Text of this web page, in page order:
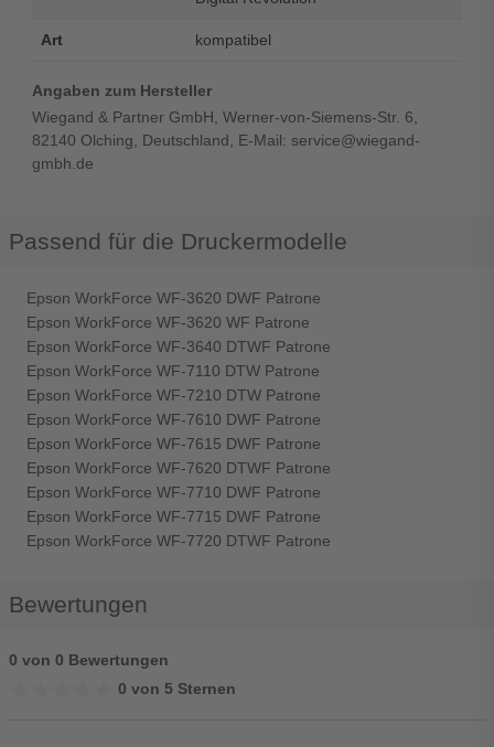
Art kompatibel
Angaben zum Hersteller
Wiegand & Partner GmbH, Werner-von-Siemens-Str. 6,
82140 Olching, Deutschland, E-Mail: service@wiegand-
gmbh.de
Passend für die Druckermodelle
Epson WorkForce WF-3620 DWF Patrone
Epson WorkForce WF-3620 WF Patrone
Epson WorkForce WF-3640 DTWF Patrone
Epson WorkForce WF-7110 DTW Patrone
Epson WorkForce WF-7210 DTW Patrone
Epson WorkForce WF-7610 DWF Patrone
Epson WorkForce WF-7615 DWF Patrone
Epson WorkForce WF-7620 DTWF Patrone
Epson WorkForce WF-7710 DWF Patrone
Epson WorkForce WF-7715 DWF Patrone
Epson WorkForce WF-7720 DTWF Patrone
Bewertungen
0 von 0 Bewertungen
0 von 5 Sternen